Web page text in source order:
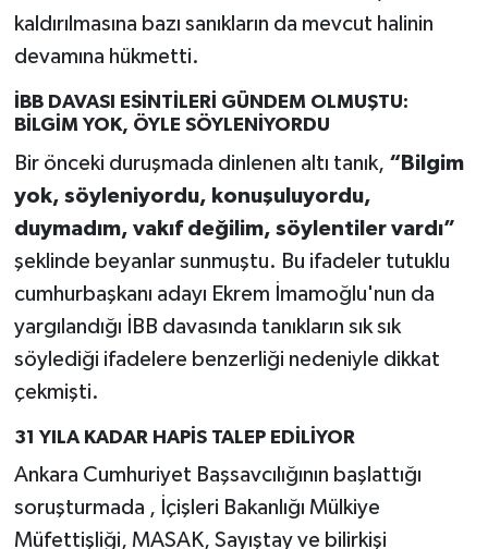
kaldırılmasına bazı sanıkların da mevcut halinin
devamına hükmetti.
İBB DAVASI ESİNTİLERİ GÜNDEM OLMUŞTU:
BİLGİM YOK, ÖYLE SÖYLENİYORDU
Bir önceki duruşmada dinlenen altı tanık, “Bilgim
yok, söyleniyordu, konuşuluyordu,
duymadım, vakıf değilim, söylentiler vardı”
şeklinde beyanlar sunmuştu. Bu ifadeler tutuklu
cumhurbaşkanı adayı Ekrem İmamoğlu'nun da
yargılandığı İBB davasında tanıkların sık sık
söylediği ifadelere benzerliği nedeniyle dikkat
çekmişti.
31 YILA KADAR HAPİS TALEP EDİLİYOR
Ankara Cumhuriyet Başsavcılığının başlattığı
soruşturmada , İçişleri Bakanlığı Mülkiye
Müfettişliği, MASAK, Sayıştay ve bilirkişi